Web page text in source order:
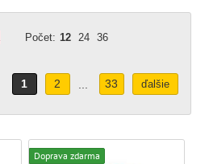
Počet: 12 24 36
1 2 33 ďalšie
Doprava zdarma